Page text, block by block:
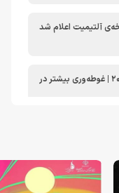
بهترین صندلی‌های شبیه‌ساز رانندگی در سال 2026 | غوطه‌وری بیشتر در